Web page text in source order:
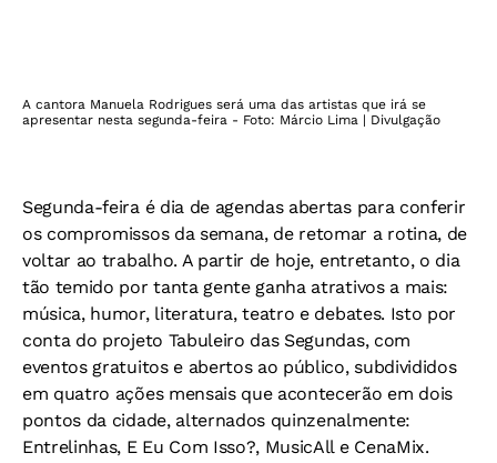
A cantora Manuela Rodrigues será uma das artistas que irá se
apresentar nesta segunda-feira - Foto: Márcio Lima | Divulgação
Segunda-feira é dia de agendas abertas para conferir
os compromissos da semana, de retomar a rotina, de
voltar ao trabalho. A partir de hoje, entretanto, o dia
tão temido por tanta gente ganha atrativos a mais:
música, humor, literatura, teatro e debates. Isto por
conta do projeto Tabuleiro das Segundas, com
eventos gratuitos e abertos ao público, subdivididos
em quatro ações mensais que acontecerão em dois
pontos da cidade, alternados quinzenalmente:
Entrelinhas, E Eu Com Isso?, MusicAll e CenaMix.